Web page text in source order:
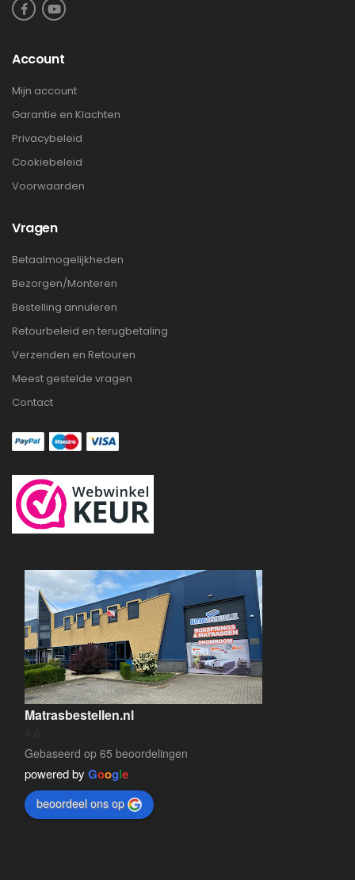
Account
Mijn account
Garantie en Klachten
Privacybeleid
Cookiebeleid
Voorwaarden
Vragen
Betaalmogelijkheden
Bezorgen/Monteren
Bestelling annuleren
Retourbeleid en terugbetaling
Verzenden en Retouren
Meest gestelde vragen
Contact
Matrasbestellen.nl
Gebaseerd op 65 beoordelingen
powered by Google
beoordeel ons op